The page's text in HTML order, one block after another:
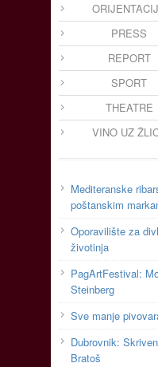
PRESS
REPORT
SPORT
THEATRE
VINO UZ
Mediteranske
poštanskim
Oporavilište za
životinja
PagArtFestival:
Steinberg
Sve manje
Dubrovnik:
Bratoš